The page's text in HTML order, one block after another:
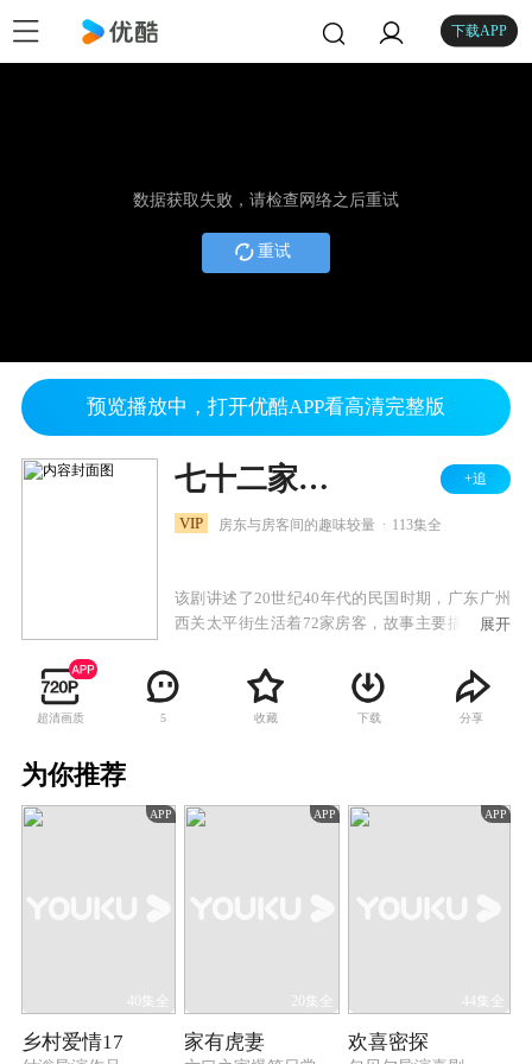
下载APP
数据获取失败，请检查网络之后重试
重试
预览播放中，打开优酷APP看高清完整版
七十二家房客 第三部 +追
VIP 房东与房客间的趣味较量 113集全
该剧讲述了20世纪40年代的民国时期，广东广州
西关太平街生活着72家房客，故事主要描述房东
展开
超清画质 5 收藏 下载 分享
为你推荐
APP
40集全
乡村爱情17
APP
20集全
家有虎妻
APP
44集全
欢喜密探